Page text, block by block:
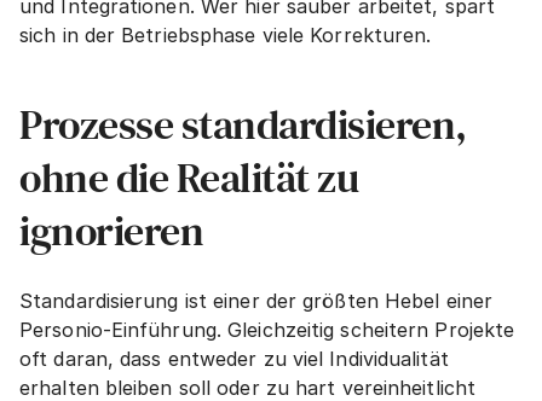
und Integrationen. Wer hier sauber arbeitet, spart
sich in der Betriebsphase viele Korrekturen.
Prozesse standardisieren,
ohne die Realität zu
ignorieren
Standardisierung ist einer der größten Hebel einer
Personio-Einführung. Gleichzeitig scheitern Projekte
oft daran, dass entweder zu viel Individualität
erhalten bleiben soll oder zu hart vereinheitlicht